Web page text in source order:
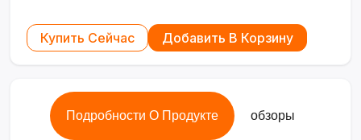
Купить Сейчас Добавить В Корзину
Подробности О Продукте обзоры